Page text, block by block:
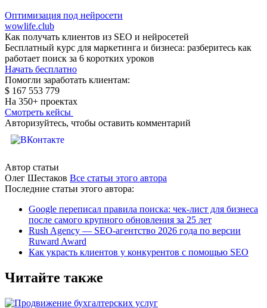
Оптимизация под нейросети
wowlife.club
Как получать клиентов из SEO и нейросетей
Бесплатный курс для маркетинга и бизнеса: разберитесь как
работает поиск за 6 коротких уроков
Начать бесплатно
Помогли заработать клиентам:
$ 167 553 779
На 350+ проектах
Смотреть кейсы
Авторизуйтесь, чтобы оставить комментарий
Автор статьи
Олег Шестаков Все статьи этого автора
Последние статьи этого автора:
Google переписал правила поиска: чек-лист для бизнеса
после самого крупного обновления за 25 лет
Rush Agency — SEO-агентство 2026 года по версии
Ruward Award
Как украсть клиентов у конкурентов с помощью SEO
Читайте также